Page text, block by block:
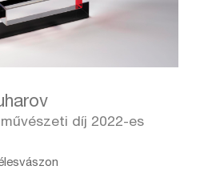
díj 2022-es